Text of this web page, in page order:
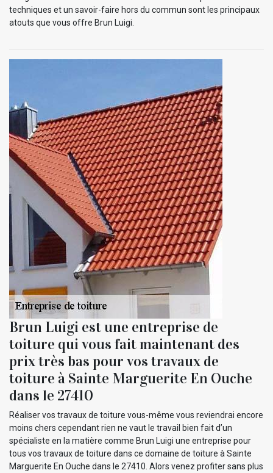
techniques et un savoir-faire hors du commun sont les principaux
atouts que vous offre Brun Luigi.
Brun Luigi est une entreprise de
toiture qui vous fait maintenant des
prix très bas pour vos travaux de
toiture à Sainte Marguerite En Ouche
dans le 27410
Réaliser vos travaux de toiture vous-même vous reviendrai encore
moins chers cependant rien ne vaut le travail bien fait d’un
spécialiste en la matière comme Brun Luigi une entreprise pour
tous vos travaux de toiture dans ce domaine de toiture à Sainte
Marguerite En Ouche dans le 27410. Alors venez profiter sans plus